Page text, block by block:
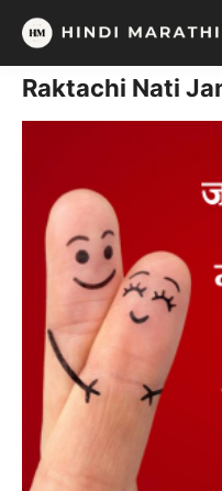
Skip
content
Raktachi Nati